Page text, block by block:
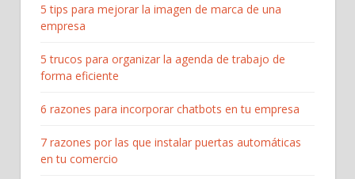
5 tips para mejorar la imagen de marca de una
empresa
5 trucos para organizar la agenda de trabajo de
forma eficiente
6 razones para incorporar chatbots en tu empresa
7 razones por las que instalar puertas automáticas
en tu comercio